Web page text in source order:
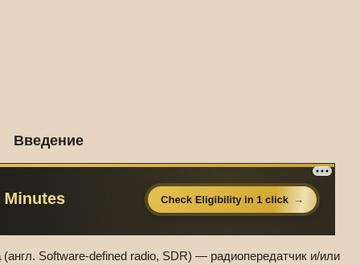
Введение
(англ. Software-defined radio, SDR) — радиопередатчик и/или